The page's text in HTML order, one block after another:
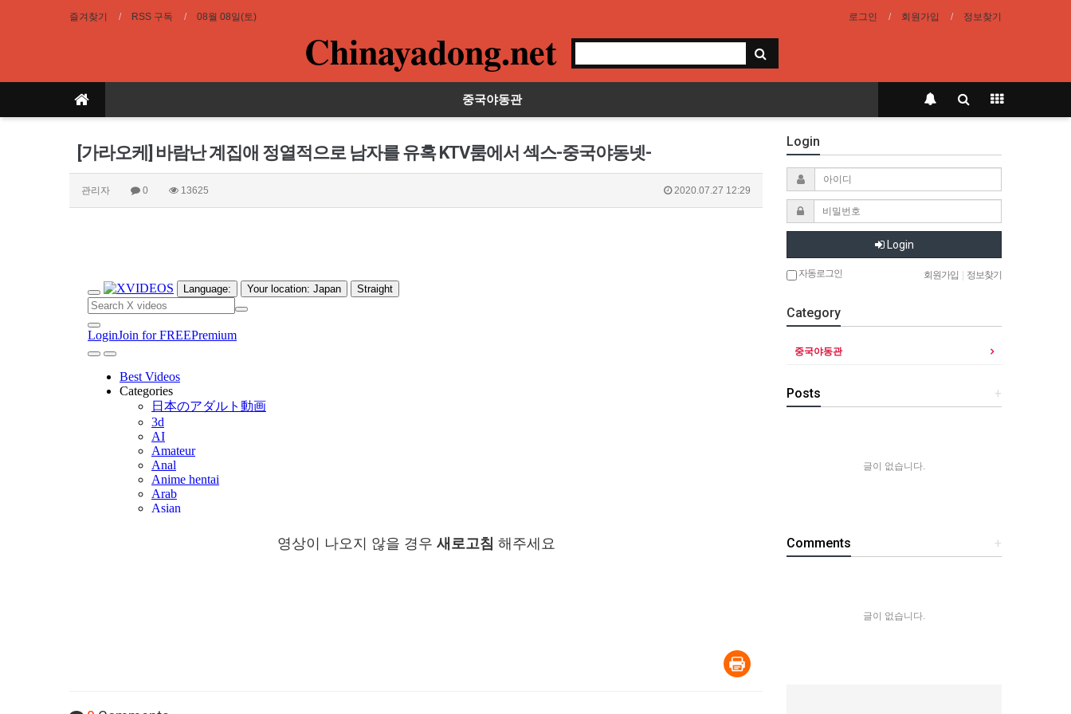
즐겨찾기 RSS 구독 08월 08일(토) 로그인 회원가입 정보찾기
Chinayadong.net
중국야동관
[가라오케] 바람난 계집애 정열적으로 남자를 유혹 KTV룸에서 섹스-중국야동넷-
관리자 0 13625 2020.07.27 12:29
영상이 나오지 않을 경우 새로고침 해주세요
Login
Login
자동로그인 회원가입 정보찾기
Category
중국야동관
+
Posts
글이 없습니다.
+
Comments
글이 없습니다.